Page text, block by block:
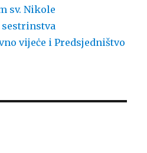
sv. Nikole
vijeċe i Predsjedništvo